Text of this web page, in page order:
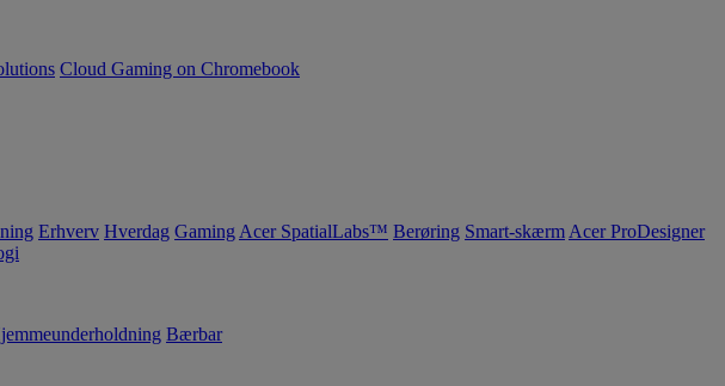
Cloud Gaming on Chromebook
Erhverv Hverdag Gaming Acer SpatialLabs™ Berøring Smart-skærm Acer ProDesigner
Bærbar